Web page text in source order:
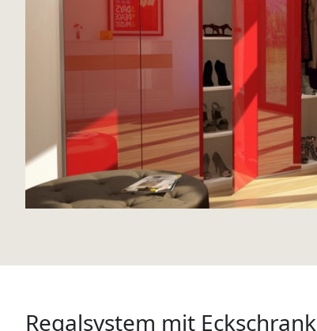
Regalsystem mit Eckschrank